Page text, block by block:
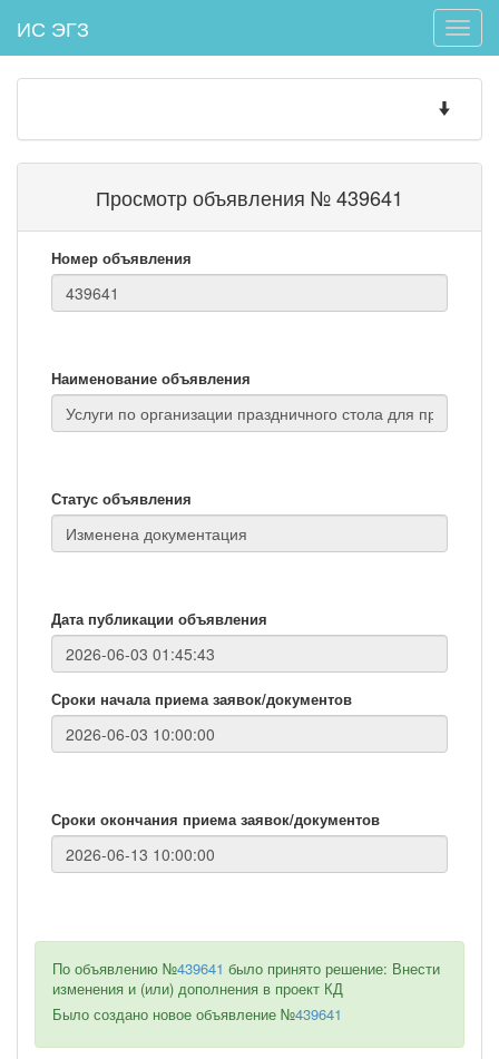
Toggle
ИС ЭГЗ
Toggle
Просмотр объявления № 439641
Номер объявления
Наименование объявления
Статус объявления
Дата публикации объявления
Сроки начала приема заявок/документов
Сроки окончания приема заявок/документов
По объявлению №439641 было принято решение: Внести
изменения и (или) дополнения в проект КД
Было создано новое объявление №439641